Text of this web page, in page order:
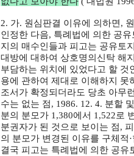
2. 가. 원심판결 이유에 의하면,
인정한 다음, 특례법에 의한 공
지의 매수인들과 피고는 공유토
대방에 대하여 상호명의신탁 해
부담하는 위치에 있었다고 할 것
용에 관하여 제대로 이해하지 못
조서가 확정되더라도 당초 아무
수는 없는 점, 1986. 12. 4. 분할
분의 분모가 1,380에서 1,522로
분권자가 된 것으로 보이는 점,
의 분모가 변경된 이유를 구체적
결국 피고는 특례법에 의한 공